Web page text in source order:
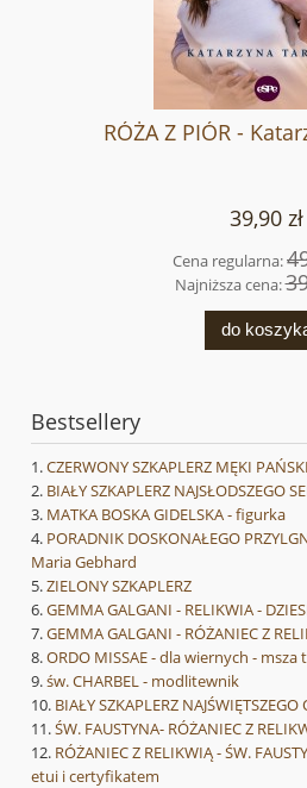
RÓŻA Z PIÓR -
39,90 zł
Cena regularna:
Najniższa cena:
do
Bestsellery
CZERWONY SZKAPLERZ MĘKI
BIAŁY SZKAPLERZ NAJSŁODSZEGO
MATKA BOSKA GIDELSKA - figurka
PORADNIK DOSKONAŁEGO
Maria Gebhard
ZIELONY SZKAPLERZ
GEMMA GALGANI - RELIKWIA -
GEMMA GALGANI - RÓŻANIEC Z
ORDO MISSAE - dla wiernych - msza
św. CHARBEL - modlitewnik
BIAŁY SZKAPLERZ
ŚW. FAUSTYNA- RÓŻANIEC Z
RÓŻANIEC Z RELIKWIĄ - ŚW.
etui i certyfikatem